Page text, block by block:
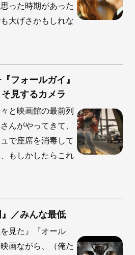
った時期があった
大げさかもしれな
フォールガイ』
見するカメラ
と映画館の最前列
んがやってきて、
で座席を消毒して
もしかしたらこれ
』／みんな最低
見た』『オール
画ながら、（俺た